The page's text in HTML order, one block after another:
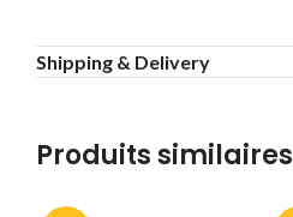
Shipping & Delivery
Produits similaires